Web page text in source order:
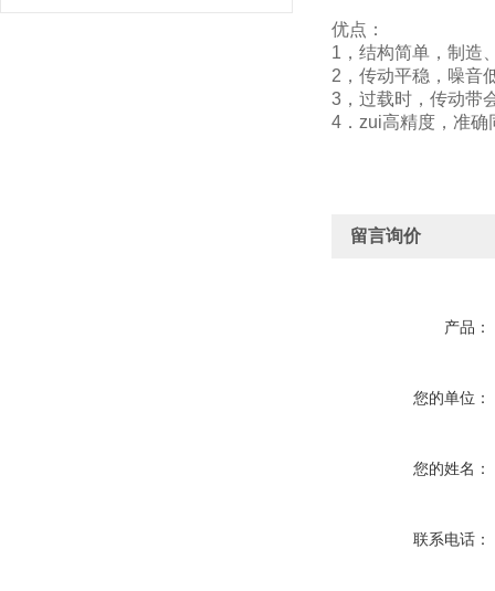
优点：
1，结构简单，制造
2，传动平稳，噪音
3，过载时，传动带
4．zui高精度，准确
留言询价
产品：
您的单位：
您的姓名：
联系电话：